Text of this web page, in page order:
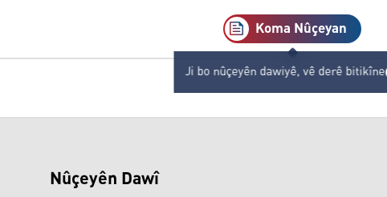
Koma Nûçeyan
Ji bo nûçeyên dawiyê, vê derê bitikîne
Nûçeyên Dawî